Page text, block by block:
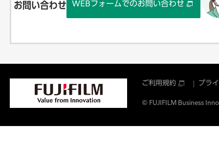
お問い合わせ WEBフォームでのお問い合わせ
ご利用規約 プラ
© FUJIFILM Business